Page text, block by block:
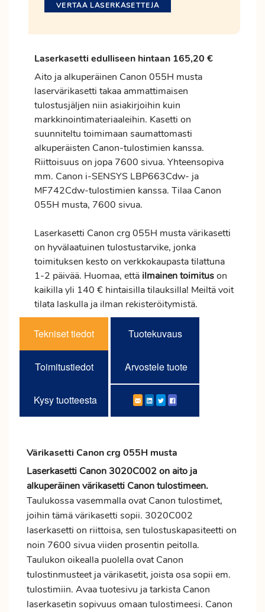
VERTAA LASERKASETTEJA
Laserkasetti edulliseen hintaan 165,20 €
Aito ja alkuperäinen Canon 055H musta
laservärikasetti takaa ammattimaisen
tulostusjäljen niin asiakirjoihin kuin
markkinointimateriaaleihin. Kasetti on
suunniteltu toimimaan saumattomasti
alkuperäisten Canon-tulostimien kanssa.
Riittoisuus on jopa 7600 sivua. Yhteensopiva
mm. Canon i-SENSYS LBP663Cdw- ja
MF742Cdw-tulostimien kanssa. Tilaa Canon
055H musta, 7600 sivua.
Laserkasetti Canon crg 055H musta värikasetti
on hyvälaatuinen tulostustarvike, jonka
toimituksen kesto on verkkokaupasta tilattuna
1-2 päivää. Huomaa, että ilmainentoimituson
kaikilla yli 140 € hintaisilla tilauksilla! Meiltä voit
tilata laskulla ja ilman rekisteröitymistä.
Tekniset tiedot Tuotekuvaus
Toimitustiedot Arvostele tuote
Kysy tuotteesta
Värikasetti Canon crg 055H musta
Laserkasetti Canon 3020C002 on aito ja
alkuperäinen värikasetti Canon tulostimeen.
Taulukossa vasemmalla ovat Canon tulostimet,
joihin tämä värikasetti sopii. 3020C002
laserkasetti on riittoisa, sen tulostuskapasiteetti on
noin 7600 sivua viiden prosentin peitolla.
Taulukon oikealla puolella ovat Canon
tulostinmusteet ja värikasetit, joista osa sopii em.
tulostimiin. Avaa tuotesivu ja tarkista Canon
laserkasetin sopivuus omaan tulostimeesi. Canon